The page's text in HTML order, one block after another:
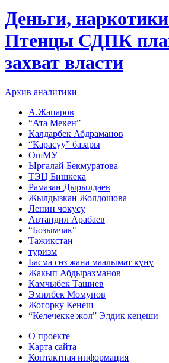
Деньги,
Птенцы СДПК
захват власти
Архив аналитики
А.Жапаров
“Ата Мекен”
Калдарбек Абдраманов
“Карасуу” базары
ОшМУ
Ыргалай Бекмуратова
ТЭЦ Бишкека
Рамазан Дырылдаев
Жылдызкан Жолдошова
Ленин чокусу
Автандил Арабаев
“Бозымчак"
Тажикстан
туризм
Басма сөз жана маалымат күнү
Жакып Абдырахманов
Камчыбек Ташиев
Эмилбек Момунов
Жогорку Кенеш
“Келечекке жол” Элдик кеңеши
О проекте
Карта сайта
Контактная информация